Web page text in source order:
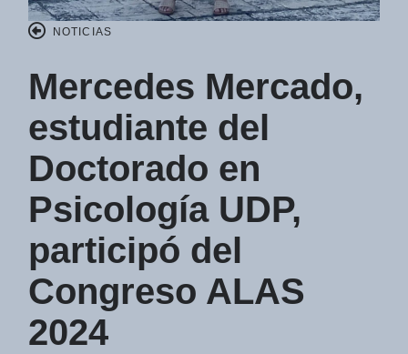
NOTICIAS
Mercedes Mercado,
estudiante del
Doctorado en
Psicología UDP,
participó del
Congreso ALAS
2024